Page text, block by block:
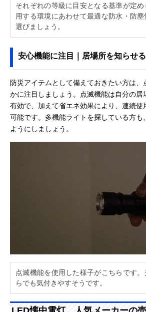
それぞれの等級に目安となる基準が定
用する環境にあわせて最適な防水・防
選びましょう。
安心機能に注目｜居場所を知らせ
防災アイテムとして備えておきたい方は、
かに注目しましょう。点滅機能は自分の居
有効で、加えて省エネ効果により、連続使
可能です。多機能ライトを探している方も
ようにしましょう。
点滅機能を使用した様子がこちらです
らでも気付きやすそうです。